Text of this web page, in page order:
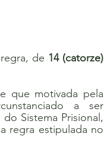
de 14 (catorze)
que motivada pela
a ser
Sistema Prisional,
regra estipulada no